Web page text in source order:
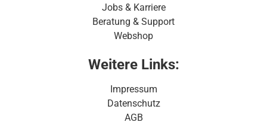
Jobs & Karriere
Beratung & Support
Webshop
Weitere Links:
Impressum
Datenschutz
AGB